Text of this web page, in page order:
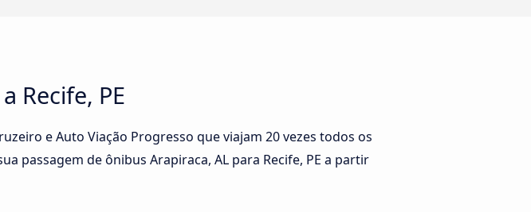
Recife, PE
e Auto Viação Progresso que viajam 20 vezes todos os
passagem de ônibus Arapiraca, AL para Recife, PE a partir